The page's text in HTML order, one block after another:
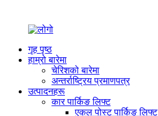
गृह पृष्ठ
हाम्रो बारेमा
चेरिशको बारेमा
अन्तर्राष्ट्रिय प्रमाणपत्र
उत्पादनहरू
कार पार्किङ लिफ्ट
एकल पोस्ट पार्किङ लिफ्ट